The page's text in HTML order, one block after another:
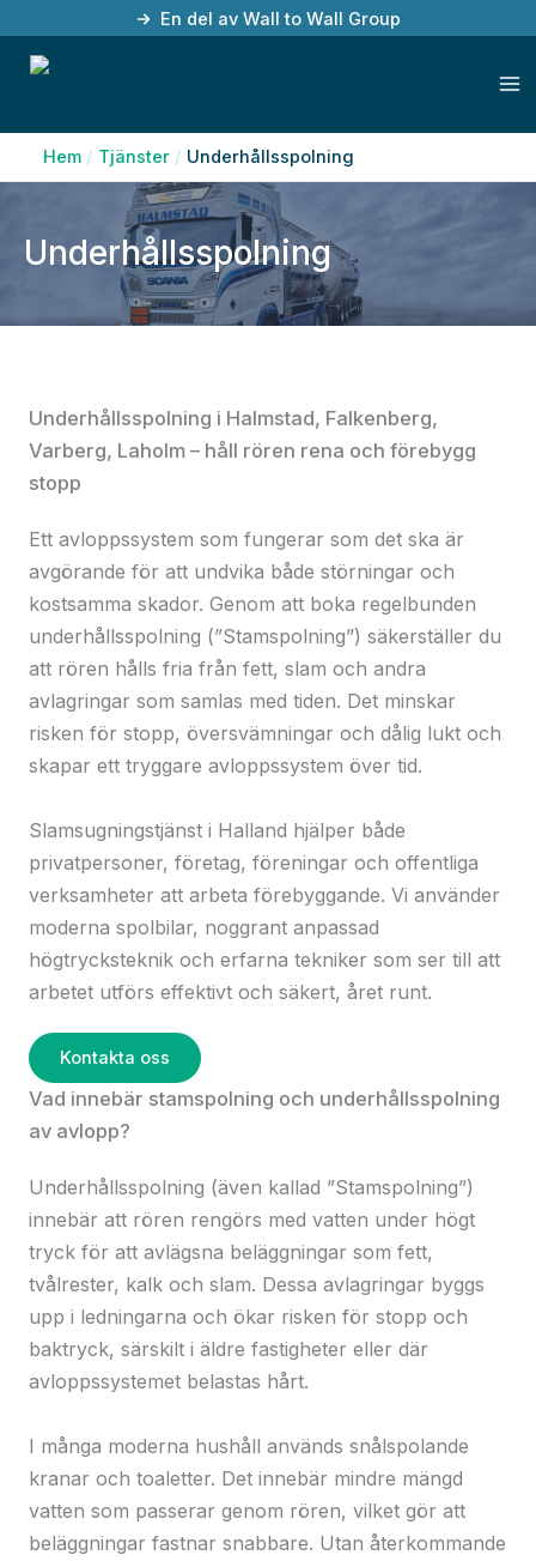
innehåll
En del av Wall to Wall Group
Hem Tjänster Underhållsspolning
Underhållsspolning
Underhållsspolning i Halmstad, Falkenberg,
Varberg, Laholm – håll rören rena och förebygg
stopp
Ett avloppssystem som fungerar som det ska är
avgörande för att undvika både störningar och
kostsamma skador. Genom att boka regelbunden
underhållsspolning (”Stamspolning”) säkerställer du
att rören hålls fria från fett, slam och andra
avlagringar som samlas med tiden. Det minskar
risken för stopp, översvämningar och dålig lukt och
skapar ett tryggare avloppssystem över tid.
Slamsugningstjänst i Halland hjälper både
privatpersoner, företag, föreningar och offentliga
verksamheter att arbeta förebyggande. Vi använder
moderna spolbilar, noggrant anpassad
högtrycksteknik och erfarna tekniker som ser till att
arbetet utförs effektivt och säkert, året runt.
Kontakta oss
Vad innebär stamspolning och underhållsspolning
av avlopp?
Underhållsspolning (även kallad ”Stamspolning”)
innebär att rören rengörs med vatten under högt
tryck för att avlägsna beläggningar som fett,
tvålrester, kalk och slam. Dessa avlagringar byggs
upp i ledningarna och ökar risken för stopp och
baktryck, särskilt i äldre fastigheter eller där
avloppssystemet belastas hårt.
I många moderna hushåll används snålspolande
kranar och toaletter. Det innebär mindre mängd
vatten som passerar genom rören, vilket gör att
beläggningar fastnar snabbare. Utan återkommande